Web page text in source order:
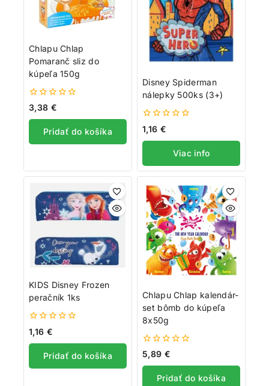
Chlapu Chlap
Pomaranč sliz do
kúpeľa 150g
0
z
5
3,38 €
Pridať do košíka
Disney Spiderman
nálepky 500ks (3+)
0
5
1,16 €
Viac info
KIDS Disney Frozen
peračník 1ks
0
5
1,16 €
Pridať do košíka
Chlapu Chlap kalendár-
set bômb do kúpeľa
8x50g
0
5
5,89 €
Pridať do košíka